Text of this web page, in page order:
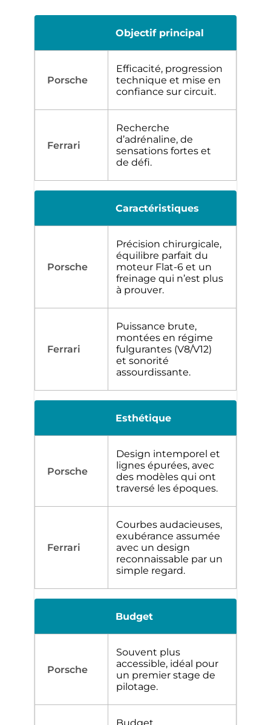
Objectif principal
Efficacité, progression
technique et mise en
confiance sur circuit.
Recherche
d’adrénaline, de
sensations fortes et
de défi.
Caractéristiques
Précision chirurgicale,
équilibre parfait du
moteur Flat-6 et un
freinage qui n’est plus
à prouver.
Puissance brute,
montées en régime
fulgurantes (V8/V12)
et sonorité
assourdissante.
Esthétique
Design intemporel et
lignes épurées, avec
des modèles qui ont
traversé les époques.
Courbes audacieuses,
exubérance assumée
avec un design
reconnaissable par un
simple regard.
Budget
Souvent plus
accessible, idéal pour
un premier stage de
pilotage.